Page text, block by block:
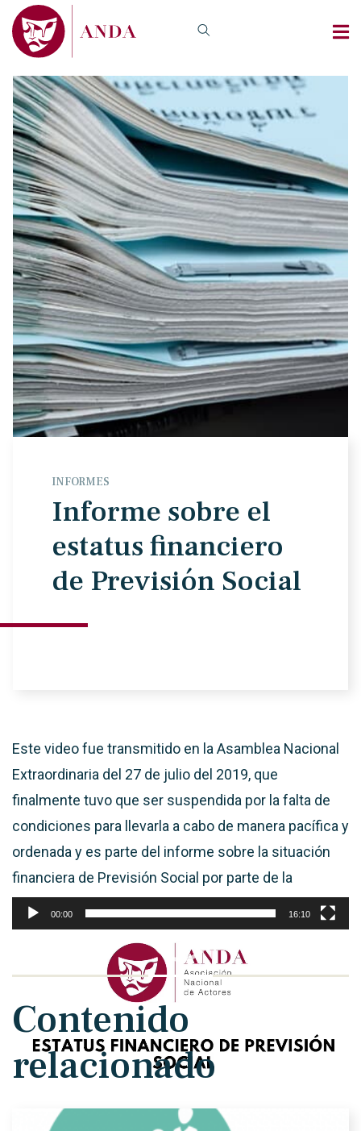
INFORMES
Informe sobre el
estatus financiero
de Previsión Social
Este video fue transmitido en la Asamblea Nacional
Extraordinaria del 27 de julio del 2019, que
finalmente tuvo que ser suspendida por la falta de
condiciones para llevarla a cabo de manera pacífica y
ordenada y es parte del informe sobre la situación
financiera de Previsión Social por parte de la
Sría.General.
00:00 16:10
Contenido
relacionado